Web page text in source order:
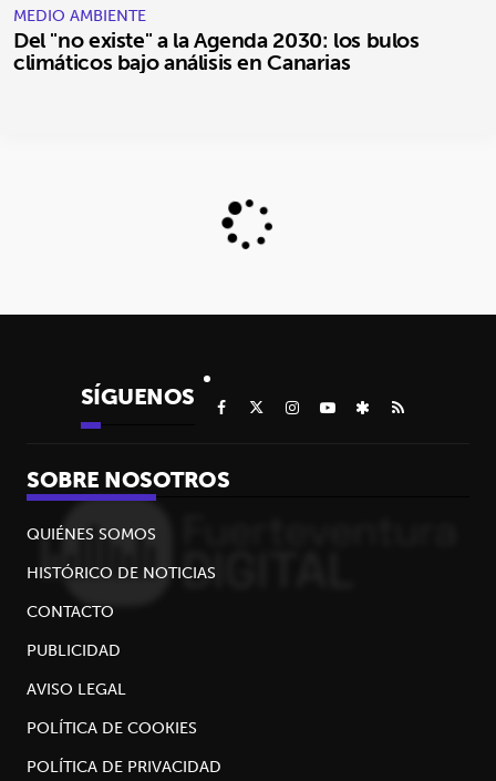
MEDIO AMBIENTE
Del "no existe" a la Agenda 2030: los bulos
climáticos bajo análisis en Canarias
SÍGUENOS
SOBRE NOSOTROS
QUIÉNES SOMOS
HISTÓRICO DE NOTICIAS
CONTACTO
PUBLICIDAD
AVISO LEGAL
POLÍTICA DE COOKIES
POLÍTICA DE PRIVACIDAD